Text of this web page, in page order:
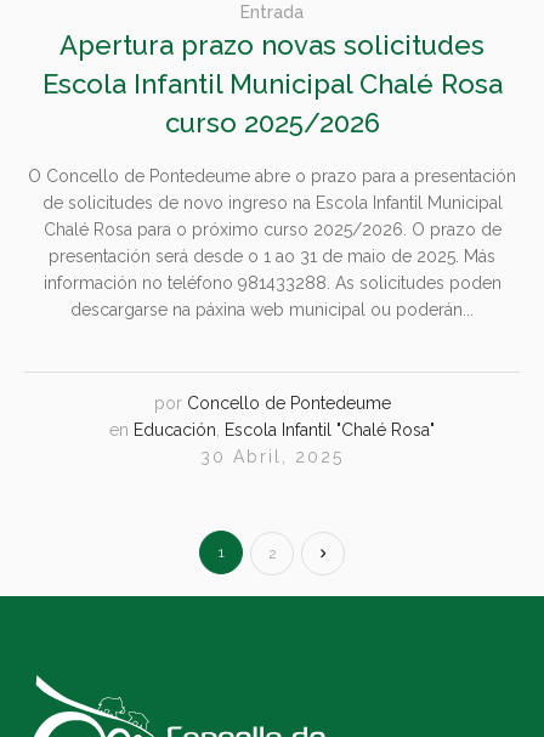
Entrada
Apertura prazo novas solicitudes
Escola Infantil Municipal Chalé Rosa
curso 2025/2026
O Concello de Pontedeume abre o prazo para a presentación
de solicitudes de novo ingreso na Escola Infantil Municipal
Chalé Rosa para o próximo curso 2025/2026. O prazo de
presentación será desde o 1 ao 31 de maio de 2025. Más
información no teléfono 981433288. As solicitudes poden
descargarse na páxina web municipal ou poderán...
por Concello de Pontedeume
en Educación
Escola Infantil "Chalé Rosa"
30 Abril, 2025
1 2